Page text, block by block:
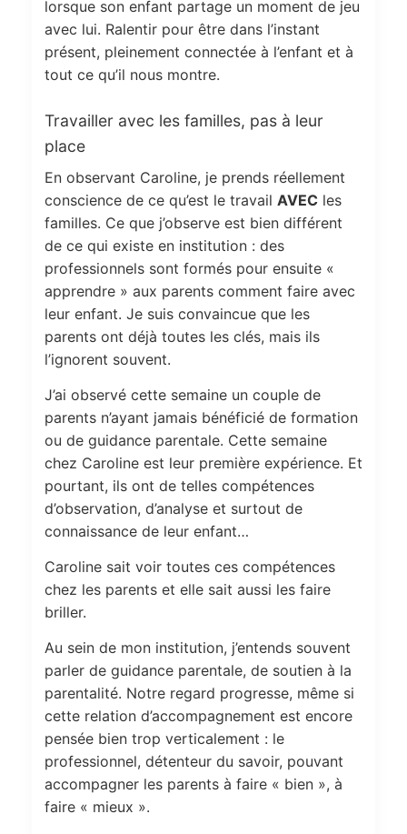
lorsque son enfant partage un moment de jeu
avec lui. Ralentir pour être dans l’instant
présent, pleinement connectée à l’enfant et à
tout ce qu’il nous montre.
Travailler avec les familles, pas à leur
place
En observant Caroline, je prends réellement
conscience de ce qu’est le travail AVEC les
familles. Ce que j’observe est bien différent
de ce qui existe en institution : des
professionnels sont formés pour ensuite «
apprendre » aux parents comment faire avec
leur enfant. Je suis convaincue que les
parents ont déjà toutes les clés, mais ils
l’ignorent souvent.
J’ai observé cette semaine un couple de
parents n’ayant jamais bénéficié de formation
ou de guidance parentale. Cette semaine
chez Caroline est leur première expérience. Et
pourtant, ils ont de telles compétences
d’observation, d’analyse et surtout de
connaissance de leur enfant…
Caroline sait voir toutes ces compétences
chez les parents et elle sait aussi les faire
briller.
Au sein de mon institution, j’entends souvent
parler de guidance parentale, de soutien à la
parentalité. Notre regard progresse, même si
cette relation d’accompagnement est encore
pensée bien trop verticalement : le
professionnel, détenteur du savoir, pouvant
accompagner les parents à faire « bien », à
faire « mieux ».